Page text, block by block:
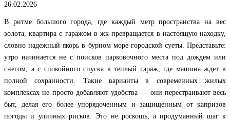
26.02.2026
В ритме большого города, где каждый метр пространства на вес
золота, квартира с гаражом в жк превращается в настоящую находку,
словно надежный якорь в бурном море городской суеты. Представьте:
утро начинается не с поисков парковочного места под дождем или
снегом, а с спокойного спуска в теплый гараж, где машина ждет в
полной сохранности. Такие варианты в современных жилых
комплексах не просто добавляют удобства — они перестраивают весь
быт, делая его более упорядоченным и защищенным от капризов
погоды и уличных рисков. Это не роскошь, а продуманный шаг к